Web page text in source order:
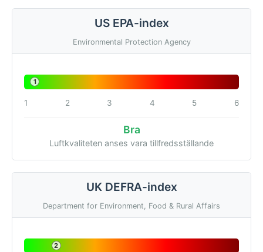
US EPA-index
Environmental Protection Agency
1
1 2 3 4 5 6
Bra
Luftkvaliteten anses vara tillfredsställande
UK DEFRA-index
Department for Environment, Food & Rural Affairs
2